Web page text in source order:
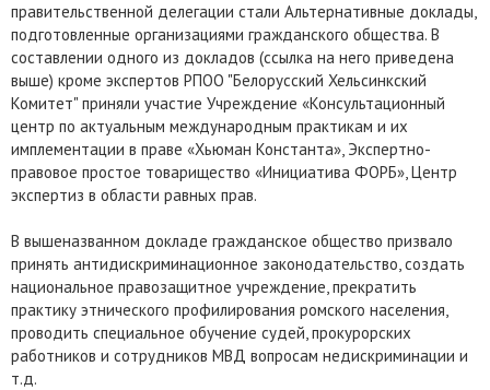
правительственной делегации стали Альтернативные доклады,
подготовленные организациями гражданского общества. В
составлении одного из докладов (ссылка на него приведена
выше) кроме экспертов РПОО "Белорусский Хельсинкский
Комитет" приняли участие Учреждение «Консультационный
центр по актуальным международным практикам и их
имплементации в праве «Хьюман Константа», Экспертно-
правовое простое товарищество «Инициатива ФОРБ», Центр
экспертиз в области равных прав.
В вышеназванном докладе гражданское общество призвало
принять антидискриминационное законодательство, создать
национальное правозащитное учреждение, прекратить
практику этнического профилирования ромского населения,
проводить специальное обучение судей, прокурорских
работников и сотрудников МВД вопросам недискриминации и
т.д.